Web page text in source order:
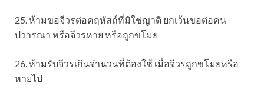
25. ห้ามขอจีวรต่อคฤหัสถ์ที่มิใช่ญาติ ยกเว้นขอต่อคน
ปวารณา หรือจีวรหาย หรือถูกขโมย
26. ห้ามรับจีวรเกินจำนวนที่ต้องใช้ เมื่อจีวรถูกขโมยหรือ
หายไป